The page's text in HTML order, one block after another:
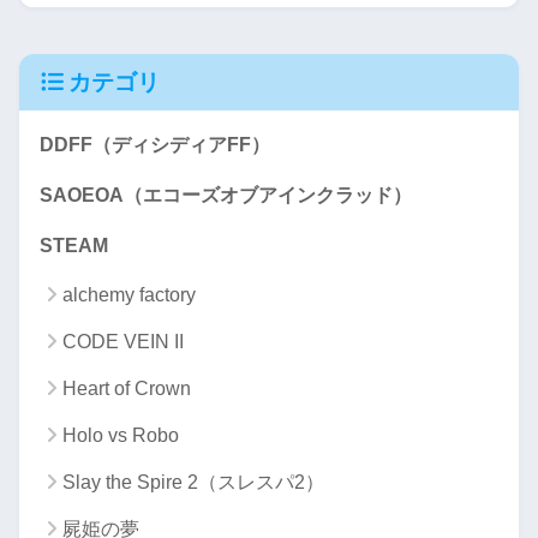
カテゴリ
DDFF（ディシディアFF）
SAOEOA（エコーズオブアインクラッド）
STEAM
alchemy factory
CODE VEIN II
Heart of Crown
Holo vs Robo
Slay the Spire 2（スレスパ2）
屍姫の夢